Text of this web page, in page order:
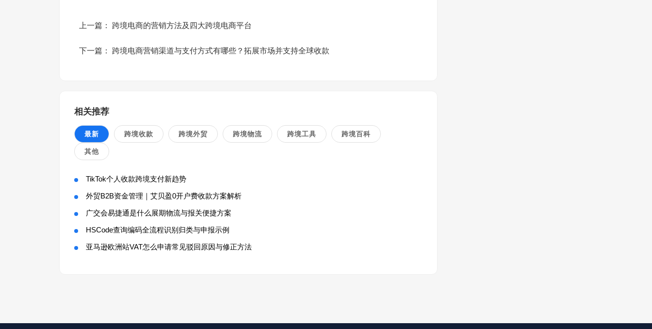
上一篇： 跨境电商的营销方法及四大跨境电商平台
下一篇： 跨境电商营销渠道与支付方式有哪些？拓展市场并支持全球收款
相关推荐
最新 跨境收款 跨境外贸 跨境物流 跨境工具 跨境百科
其他
TikTok个人收款跨境支付新趋势
外贸B2B资金管理｜艾贝盈0开户费收款方案解析
广交会易捷通是什么展期物流与报关便捷方案
HSCode查询编码全流程识别归类与申报示例
亚马逊欧洲站VAT怎么申请常见驳回原因与修正方法